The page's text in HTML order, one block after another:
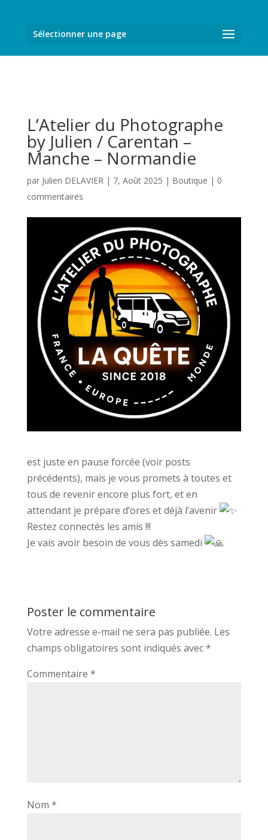
Sélectionner une page
L’Atelier du Photographe
by Julien / Carentan –
Manche – Normandie
par Julien DELAVIER| 7, Août 2025 | Boutique | 0
commentaires
est juste en pause forcée (voir posts
précédents), mais je vous promets à toutes et
tous de revenir encore plus fort, et en
attendant je prépare d’ores et déjà l’avenir
Restez connectés les amis !!!
Je vais avoir besoin de vous dès samedi
Poster le commentaire
Votre adresse e-mail ne sera pas publiée. Les
champs obligatoires sont indiqués avec*
Commentaire *
Nom *